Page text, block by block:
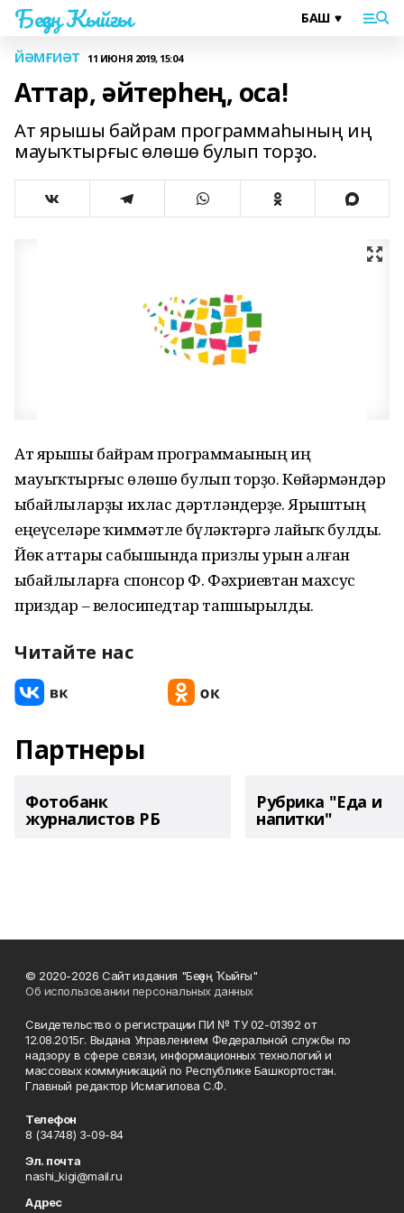
Беҙҙең Ҡыйғы
ЙӘМҒИӘТ 11 ИЮНЯ 2019, 15:04
Аттар, әйтерһең, оса!
Ат ярышы байрам программаһының иң
мауыҡтырғыс өлөшө булып торҙо.
Ат ярышы байрам программаһының иң
мауыҡтырғыс өлөшө булып торҙо. Көйәрмәндәр
һыбайлыларҙы ихлас дәртләндерҙе. Ярыштың
еңеүселәре ҡиммәтле бүләктәргә лайыҡ булды.
Йөк аттары сабышында призлы урын алған
һыбайлыларға спонсор Ф. Фәхриевтан махсус
приздар – велосипедтар тапшырылды.
Читайте нас
Партнеры
Фотобанк
журналистов РБ
Рубрика "Еда и
напитки"
© 2020-2026 Сайт издания "Беҙҙең Ҡыйғы"
Об использовании персональных данных
Свидетельство о регистрации ПИ № ТУ 02-01392 от
12.08.2015г. Выдана Управлением Федеральной службы по
надзору в сфере связи, информационных технологий и
массовых коммуникаций по Республике Башкортостан.
Главный редактор Исмагилова С.Ф.
Телефон
8 (34748) 3-09-84
Эл. почта
nashi_kigi@mail.ru
Адрес